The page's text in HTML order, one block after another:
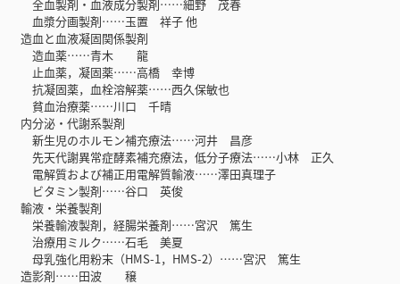
全血製剤・血液成分製剤……細野 茂春
血漿分画製剤……玉置 祥子 他
造血と血液凝固関係製剤
造血薬……青木 龍
止血薬，凝固薬……高橋 幸博
抗凝固薬，血栓溶解薬……西久保敏也
貧血治療薬……川口 千晴
内分泌・代謝系製剤
新生児のホルモン補充療法……河井 昌彦
先天代謝異常症酵素補充療法，低分子療法……小林 正久
電解質および補正用電解質輸液……澤田真理子
ビタミン製剤……谷口 英俊
輸液・栄養製剤
栄養輸液製剤，経腸栄養剤……宮沢 篤生
治療用ミルク……石毛 美夏
母乳強化用粉末（HMS-1，HMS-2）……宮沢 篤生
造影剤……田波 穣